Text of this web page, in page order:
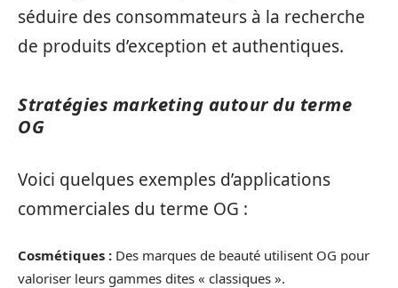
séduire des consommateurs à la recherche
de produits d’exception et authentiques.
Stratégies marketing autour du terme
OG
Voici quelques exemples d’applications
commerciales du terme OG :
Cosmétiques : Des marques de beauté utilisent OG pour
valoriser leurs gammes dites « classiques ».